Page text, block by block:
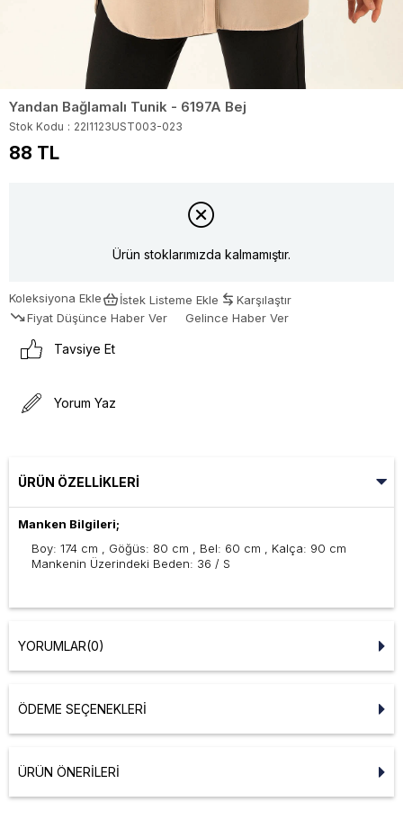
Yandan Bağlamalı Tunik - 6197A Bej
Stok Kodu 22I1123UST003-023
88 TL
Ürün stoklarımızda kalmamıştır.
Koleksiyona Ekle İstek Listeme Ekle
Karşılaştır
Fiyat Düşünce Haber Ver
Gelince Haber Ver
Tavsiye Et
Yorum Yaz
ÜRÜN ÖZELLIKLERI
Manken Bilgileri;
Boy: 174 cm , Göğüs: 80 cm , Bel: 60 cm , Kalça: 90 cm
Mankenin Üzerindeki Beden: 36 / S
YORUMLAR(0)
ÖDEME SEÇENEKLERI
ÜRÜN ÖNERILERI